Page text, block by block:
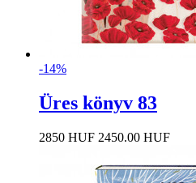
-14%
Üres könyv 83
2850 HUF 2450.00 HUF